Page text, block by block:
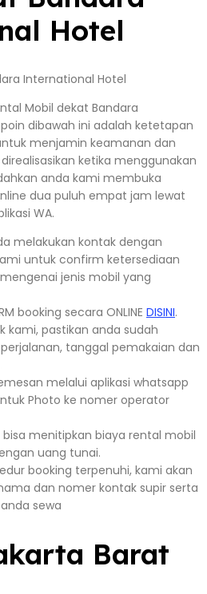
Hotel
Mobil dekat Bandara
dibawah ini adalah ketetapan
menjamin keamanan dan
ketika menggunakan
anda kami membuka
dua puluh empat jam lewat
WA.
melakukan kontak dengan
untuk confirm ketersediaan
jenis mobil yang
booking secara ONLINE DISINI.
kami, pastikan anda sudah
tanggal pemakaian dan
melalui aplikasi whatsapp
Photo ke nomer operator
menitipkan biaya rental mobil
uang tunai.
booking terpenuhi, kami akan
dan nomer kontak supir serta
sewa
Barat